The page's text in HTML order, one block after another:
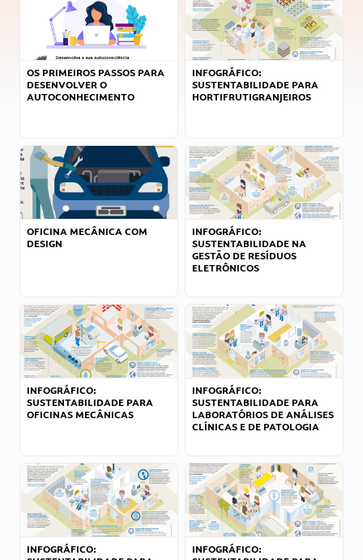
OS PRIMEIROS PASSOS PARA
DESENVOLVER O
AUTOCONHECIMENTO
INFOGRÁFICO:
SUSTENTABILIDADE PARA
HORTIFRUTIGRANJEIROS
OFICINA MECÂNICA COM
DESIGN
INFOGRÁFICO:
SUSTENTABILIDADE NA
GESTÃO DE RESÍDUOS
ELETRÔNICOS
INFOGRÁFICO:
SUSTENTABILIDADE PARA
OFICINAS MECÂNICAS
INFOGRÁFICO:
SUSTENTABILIDADE PARA
LABORATÓRIOS DE ANÁLISES
CLÍNICAS E DE PATOLOGIA
INFOGRÁFICO:
INFOGRÁFICO: